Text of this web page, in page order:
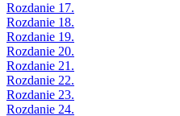
Rozdanie 17.
Rozdanie 18.
Rozdanie 19.
Rozdanie 20.
Rozdanie 21.
Rozdanie 22.
Rozdanie 23.
Rozdanie 24.